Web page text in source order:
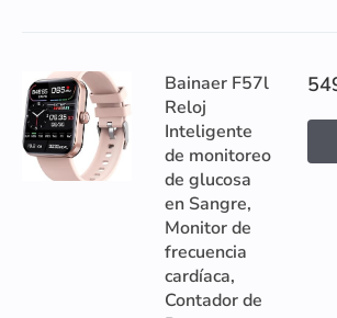
Bainaer F57l
Reloj
Inteligente
de monitoreo
de glucosa
en Sangre,
Monitor de
frecuencia
cardíaca,
Contador de